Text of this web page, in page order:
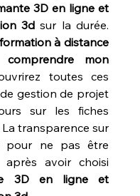
3D en ligne et
3d sur la durée.
à distance
mon
toutes ces
gestion de projet
sur les fiches
transparence sur
pour ne pas être
après avoir choisi
3D en ligne et